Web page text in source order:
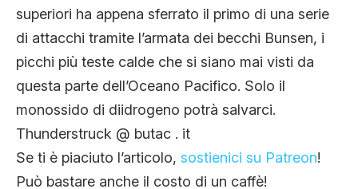
superiori ha appena sferrato il primo di una serie
di attacchi tramite l’armata dei becchi Bunsen, i
picchi più teste calde che si siano mai visti da
questa parte dell’Oceano Pacifico. Solo il
monossido di diidrogeno potrà salvarci.
Thunderstruck @ butac . it
Se ti è piaciuto l’articolo, sostienici su Patreon!
Può bastare anche il costo di un caffè!